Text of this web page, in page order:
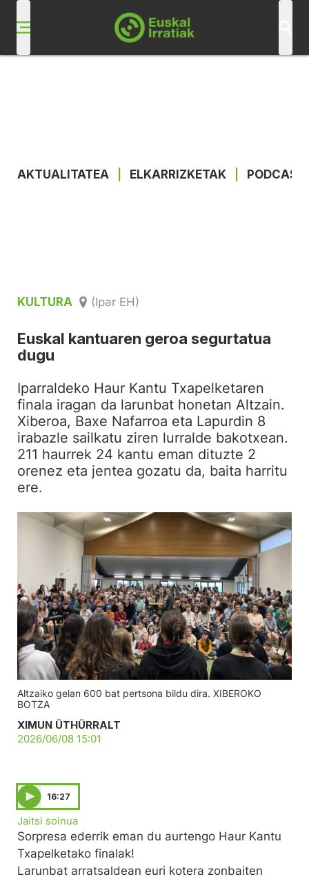
AKTUALITATEA ELKARRIZKETAK
KULTURA (Ipar EH)
Euskal kantuaren geroa segurtatua
dugu
Iparraldeko Haur Kantu Txapelketaren
finala iragan da larunbat honetan Altzain.
Xiberoa, Baxe Nafarroa eta Lapurdin 8
irabazle sailkatu ziren lurralde bakotxean.
211 haurrek 24 kantu eman dituzte 2
orenez eta jentea gozatu da, baita harritu
ere.
Altzaiko gelan 600 bat pertsona bildu dira. XIBEROKO
BOTZA
XIMUN ÜTHÜRRALT
2026/06/08 15:01
16:27
Jaitsi soinua
Sorpresa ederrik eman du aurtengo Haur Kantu
Txapelketako finalak!
Larunbat arratsaldean euri kotera zonbaiten